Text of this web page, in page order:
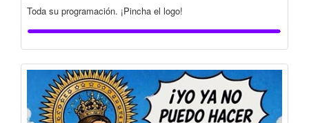
Toda su programación. ¡Pincha el logo!